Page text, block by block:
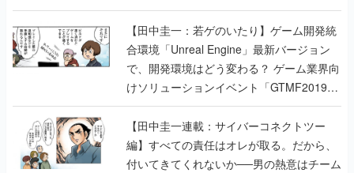
のいたり】
【田中圭一：若ゲのいたり】ゲーム開発統
合環境「Unreal Engine」最新バージョン
で、開発環境はどう変わる？ ゲーム業界向
けソリューションイベント「GTMF2019」
に行って、より理解を深めよう【PR】
【田中圭一連載：サイバーコネクトツー
編】すべての責任はオレが取る。だから、
付いてきてくれないか──男の熱意はチーム